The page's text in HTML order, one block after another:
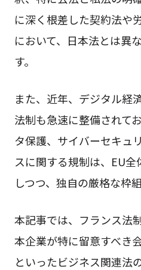
に深く根差した契約法や
において、日本法とは異
す。
また、近年、デジタル経
法制も急速に整備されて
タ保護、サイバーセキュ
スに関する規制は、EU
しつつ、独自の厳格な枠
本記事では、フランス法
本企業が特に留意すべき
といったビジネス関連法